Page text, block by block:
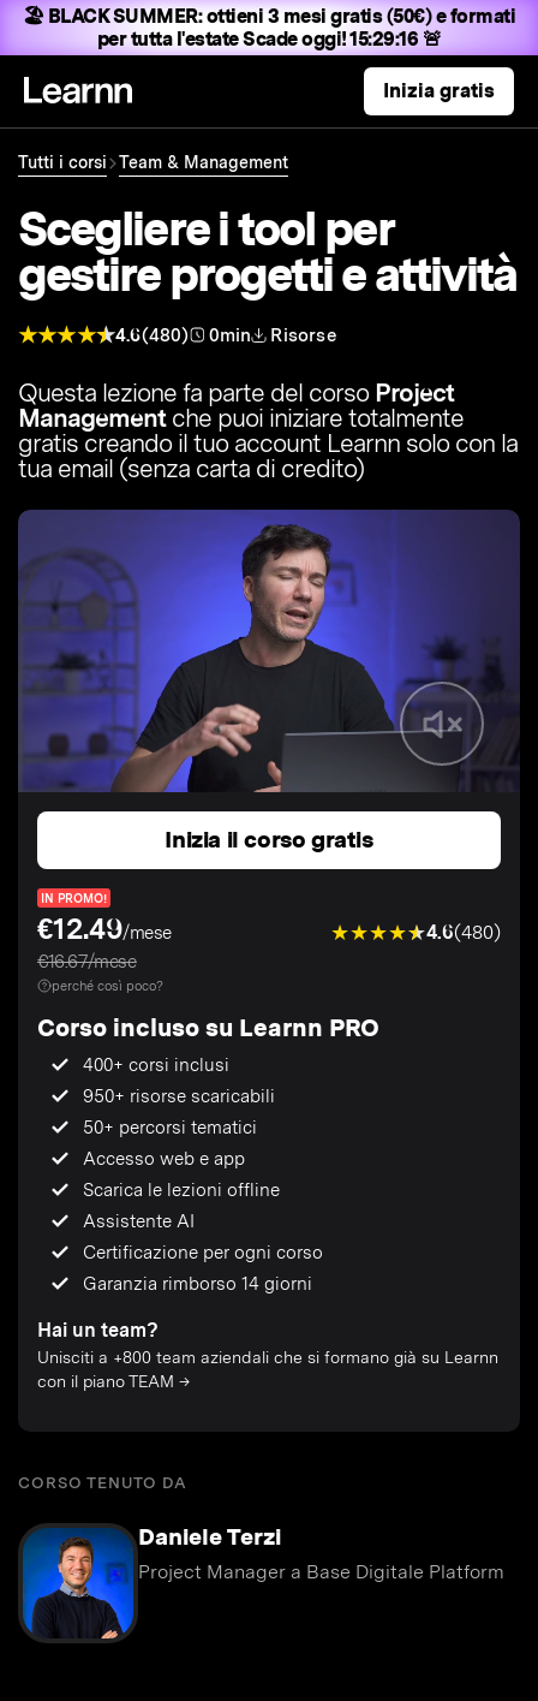
🏖️ BLACK SUMMER:ottieni 3 mesi gratis (50€) e formati
per tutta l'estateScade oggi! 15:29:15 🚨
Inizia gratis
Tutti i corsi Team & Management
Scegliere i tool per
gestire progetti e attività
4.6(480) 0min Risorse
Questa lezione fa parte del corso Project
Managementche puoi iniziare totalmente
gratis creando il tuo account Learnn solo con la
tua email (senza carta di credito)
Inizia il corso gratis
IN PROMO!
€12.49/mese
€16.67/mese
4.6(480)
perché così poco?
Corso incluso su Learnn PRO
400+ corsi inclusi
950+ risorse scaricabili
50+ percorsi tematici
Accesso web e app
Scarica le lezioni offline
Assistente AI
Certificazione per ogni corso
Garanzia rimborso 14 giorni
Hai un team?
Unisciti a +800 team aziendali che si formano già su Learnn
con il piano TEAM →
CORSO TENUTO DA
Daniele Terzi
Project Manager a Base Digitale Platform